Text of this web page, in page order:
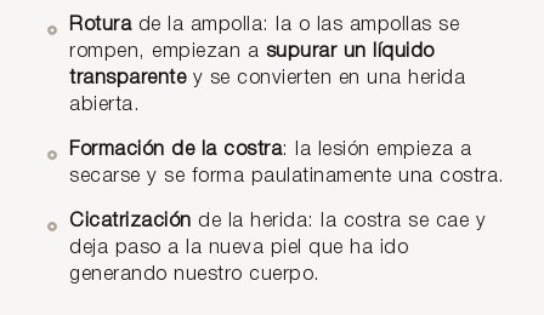
Roturade la ampolla: la o las ampollas se
rompen, empiezan a supurar un líquido
transparente y se convierten en una herida
abierta.
Formación de la costra: la lesión empieza a
secarse y se forma paulatinamente una costra.
Cicatrización de la herida: la costra se cae y
deja paso a la nueva piel que ha ido
generando nuestro cuerpo.